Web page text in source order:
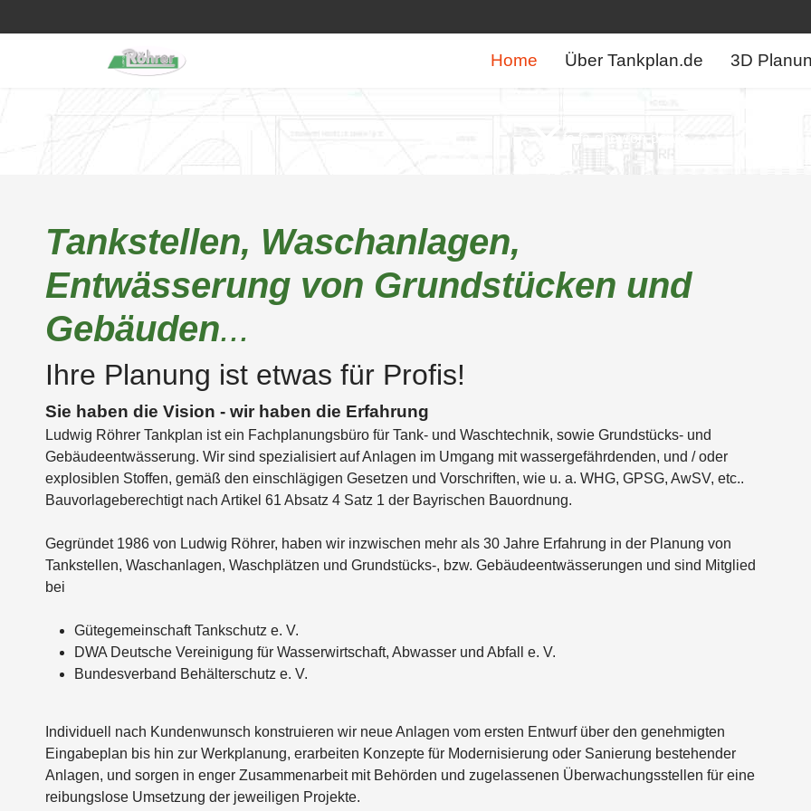
Home Über Tankplan.de 3D
fa fa-chevron-down
Tankstellen, Waschanlagen,
Entwässerung von Grundstücken und
Gebäuden...
Ihre Planung ist etwas für Profis!
Sie haben die Vision - wir haben die Erfahrung
Ludwig Röhrer Tankplan ist ein Fachplanungsbüro für Tank- und Waschtechnik, sowie Grundstücks- und
Gebäudeentwässerung. Wir sind spezialisiert auf Anlagen im Umgang mit wassergefährdenden, und / oder
explosiblen Stoffen, gemäß den einschlägigen Gesetzen und Vorschriften, wie u. a. WHG, GPSG, AwSV, etc..
Bauvorlageberechtigt nach Artikel 61 Absatz 4 Satz 1 der Bayrischen Bauordnung.
Gegründet 1986 von Ludwig Röhrer, haben wir inzwischen mehr als 30 Jahre Erfahrung in der Planung von
Tankstellen, Waschanlagen, Waschplätzen und Grundstücks-, bzw. Gebäudeentwässerungen und sind Mitglied
bei
Gütegemeinschaft Tankschutz e. V.
DWA Deutsche Vereinigung für Wasserwirtschaft, Abwasser und Abfall e. V.
Bundesverband Behälterschutz e. V.
Individuell nach Kundenwunsch konstruieren wir neue Anlagen vom ersten Entwurf über den genehmigten
Eingabeplan bis hin zur Werkplanung, erarbeiten Konzepte für Modernisierung oder Sanierung bestehender
Anlagen, und sorgen in enger Zusammenarbeit mit Behörden und zugelassenen Überwachungsstellen für eine
reibungslose Umsetzung der jeweiligen Projekte.